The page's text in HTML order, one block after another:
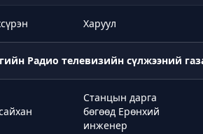
Харуул
Радио телевизийн сүлжээний
Станцын дарга
бөгөөд Ерөнхий
инженер